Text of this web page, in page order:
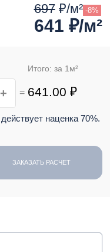
697₽/м² -8%
641 ₽/м²
+ =
Итого: за 1 м²
641.00 ₽
действует наценка 70%.
ЗАКАЗАТЬ РАСЧЕТ